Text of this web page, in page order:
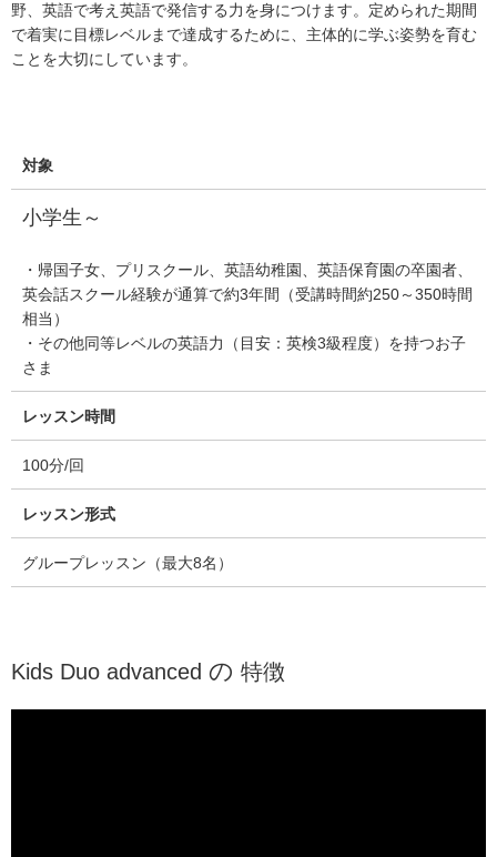
野、英語で考え英語で発信する力を身につけます。定められた期間
で着実に目標レベルまで達成するために、主体的に学ぶ姿勢を育む
ことを大切にしています。
対象
小学生～
・帰国子女、プリスクール、英語幼稚園、英語保育園の卒園者、
英会話スクール経験が通算で約3年間（受講時間約250～350時間
相当）
・その他同等レベルの英語力（目安：英検3級程度）を持つお子
さま
レッスン時間
100分/回
レッスン形式
グループレッスン（最大8名）
Kids Duo advanced の 特徴